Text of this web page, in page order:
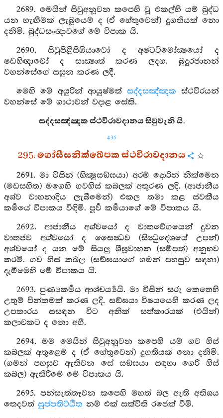
2689. මෙයින් සිවුඅනූවන කපෙහි වූ එකල්හි යම් බුද්ධ
යන හැඟීමක් ලැබූයෙම් ද (ඒ හේතුවෙන්) දුගතියක් නො
දනිමි. බුද්ධසංඥාවගේ මේ විපාක යි.
2690. සිවුපිළිසිඹියාවෝ ද අෂ්ටවිමෝක්‍ෂයෝ ද
ෂඩභිඥාවෝ ද සාක්‍ෂාත් කරණ ලදහ. බුදුරජානන්
වහන්සේගේ සසුන කරණ ලදී.
මෙහි මේ අයුරින් ආයුෂ්මත් සද්දසඤ්ඤක ස්ථවිරයන්
වහන්සේ මේ ගාථාවන් වදාළ සේකි.
සද්දසඤ්ඤක ස්ථවිරාවදානය සිවුවැනි යි.
435
295. ගෝසීසනික්ඛේපක ස්ථවිරාවදානය
2691. මා විසින් (භික්‍ෂුසඞ්ඝයා) අරම් දොරින් නික්මෙන
(මඩසහිත) මගෙහි ගවහිස් කබලක් අතුරණ ලදි. (ආජානීය
අශ්ව වාහනාදිය ලැබීමෙන්) එකල තමා කළ ස්වකීය
කර්‍මයේ විපාකය විඳිමි. පූර්‍ව කර්‍මයාගේ මේ විපාකය යි.
2692. ආජානීය අශ්වයෝ ද වාතවේගයෙන් දුවන
වාතජව අශ්වයෝ ද සෛන්‍ධව (සින්‍ධුදේශයේ උපන්)
අශ්වයෝ ද යන මේ සියලු ශීඝ්‍රවාහන (සම්පත්) අනුභව
කරමි. ගව හිස් කබල (සඞ්ඝයාගේ ගමන් පහසුව සඳහා)
දැමීමෙහි මේ විපාකය යි.
2693. පුණ්‍යකර්‍මය ආශ්චර්‍ය්‍යයි. මා විසින් සරු කෙතෙහි
උතුම් පින්කමක් කරණ ලදි. සඞ්ඝයා විෂයයෙහි කරණ ලද
උපකාරය සසඳන විට අනික් සත්කාරයක් (එයින්)
කලාවකට ද නො අගී.
2694. මම මෙයින් සිවුඅනූවන කපෙහි යම් ගව හිස්
කබලක් අතුළෙම් ද (ඒ හේතුවෙන්) දුගතියක් නො දනිමි.
(ගමන් පහසුව ඇතිවන සේ සඞ්ඝයා සඳහා ගෙරි හිස්
කබල) ඇතිරීමේ මේ විපාකය යි.
2695. පන්සැත්තෑවන කපෙහි මහත් බල ඇති අතිශය
තෙදවත් සුප්පතිට්ඨිත නම් එක් සක්විති රජෙක් වීමි.